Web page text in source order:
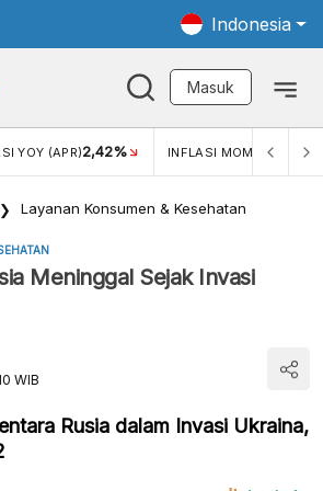
Indonesia
Masuk
YOY (APR)2,42% INFLASI MOM (MAR)
Layanan Konsumen & Kesehatan
Meninggal Sejak Invasi
WIB
Rusia dalam Invasi Ukraina,